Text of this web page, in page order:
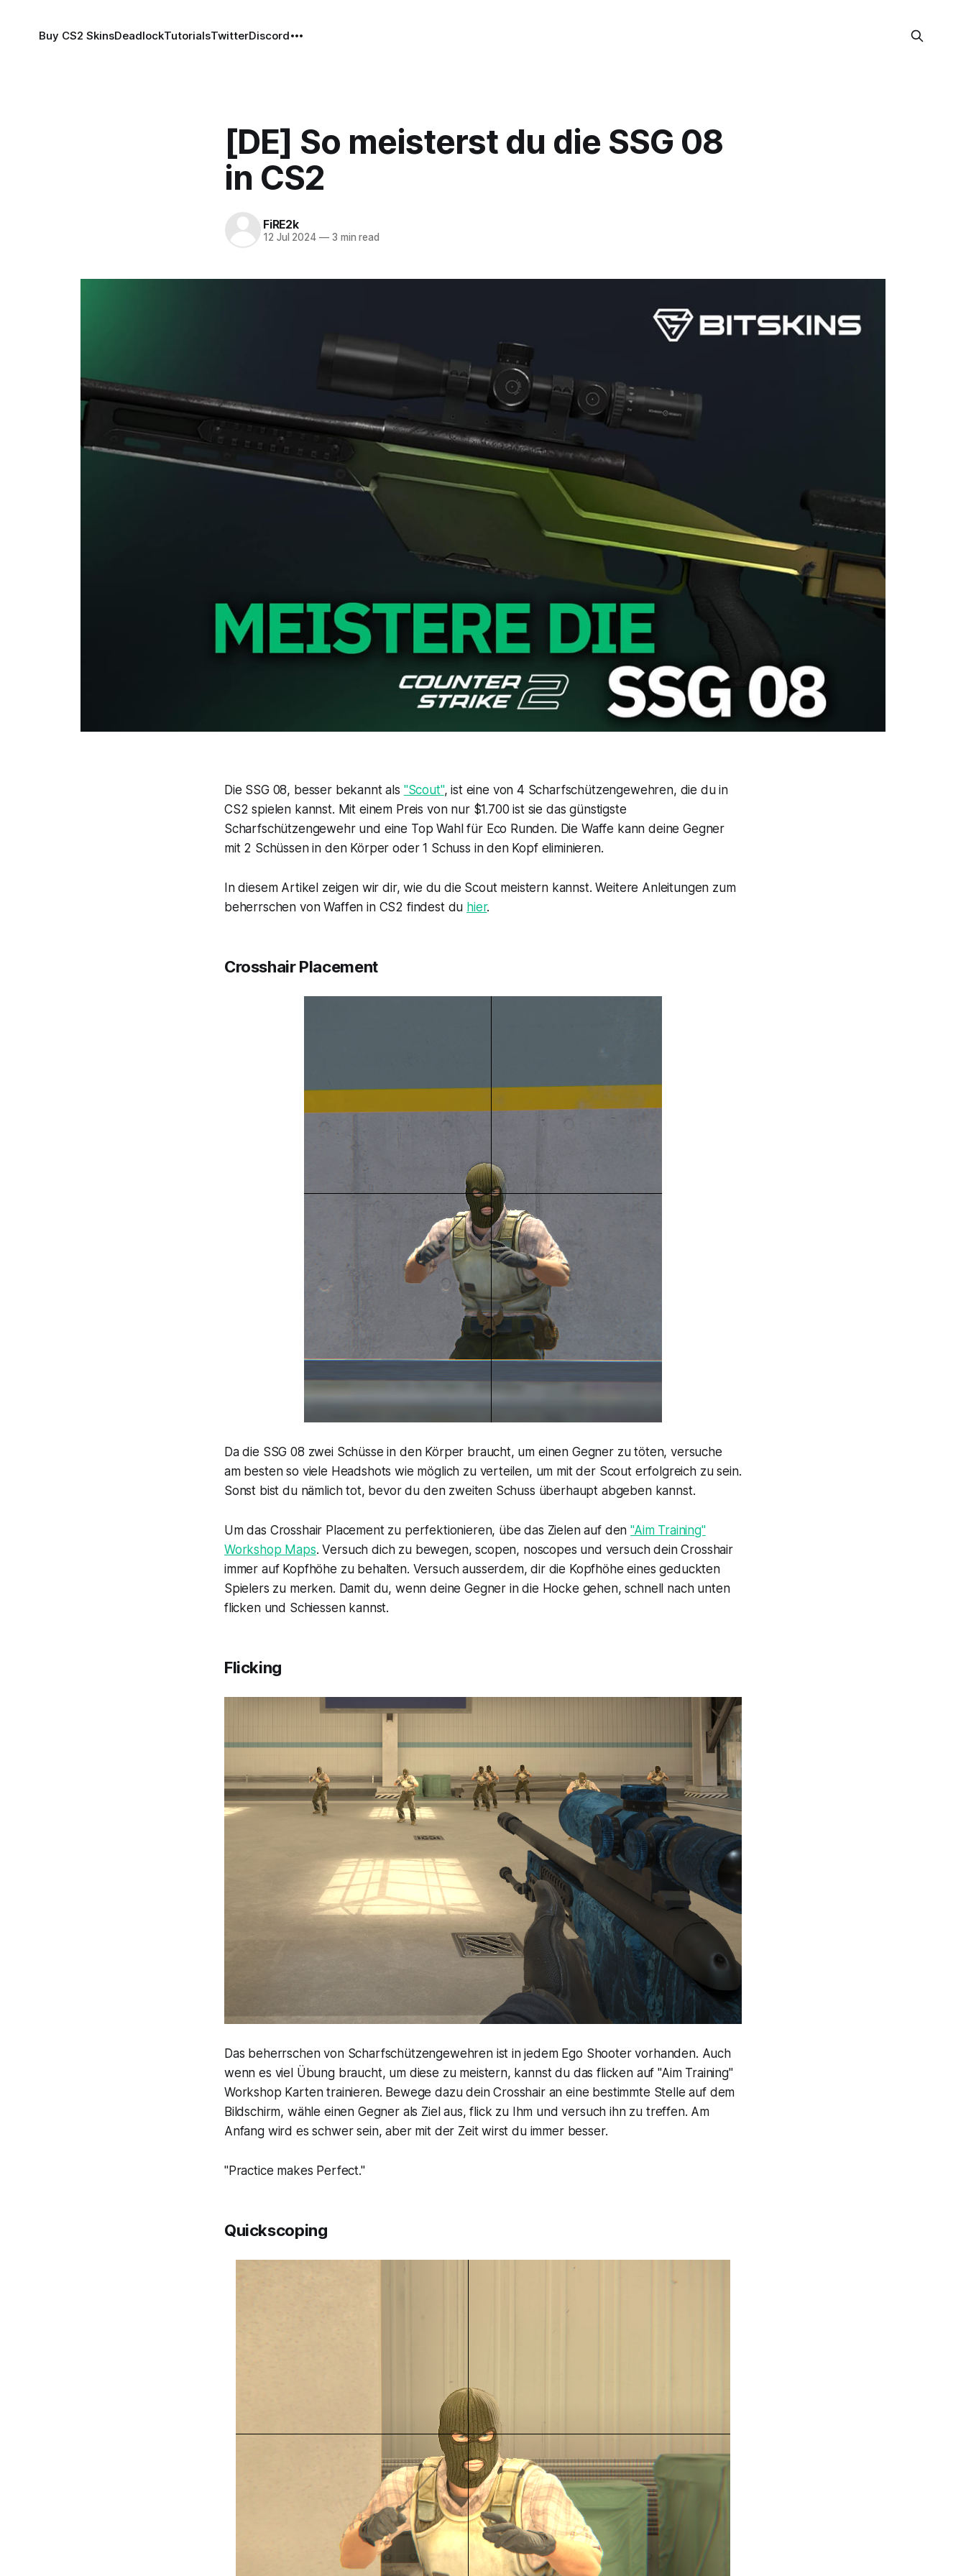
Buy CS2 SkinsDeadlockTutorialsTwitterDiscord
[DE] So meisterst du die SSG 08
in CS2
FiRE2k
12 Jul 2024 —3 min read
Die SSG 08, besser bekannt als "Scout", ist eine von 4 Scharfschützengewehren, die du in
CS2 spielen kannst. Mit einem Preis von nur $1.700 ist sie das günstigste
Scharfschützengewehr und eine Top Wahl für Eco Runden. Die Waffe kann deine Gegner
mit 2 Schüssen in den Körper oder 1 Schuss in den Kopf eliminieren.
In diesem Artikel zeigen wir dir, wie du die Scout meistern kannst. Weitere Anleitungen zum
beherrschen von Waffen in CS2 findest du hier.
Crosshair Placement
Da die SSG 08 zwei Schüsse in den Körper braucht, um einen Gegner zu töten, versuche
am besten so viele Headshots wie möglich zu verteilen, um mit der Scout erfolgreich zu sein.
Sonst bist du nämlich tot, bevor du den zweiten Schuss überhaupt abgeben kannst.
Um das Crosshair Placement zu perfektionieren, übe das Zielen auf den"Aim Training"
Workshop Maps. Versuch dich zu bewegen, scopen, noscopes und versuch dein Crosshair
immer auf Kopfhöhe zu behalten. Versuch ausserdem, dir die Kopfhöhe eines geduckten
Spielers zu merken. Damit du, wenn deine Gegner in die Hocke gehen, schnell nach unten
flicken und Schiessen kannst.
Flicking
Das beherrschen von Scharfschützengewehren ist in jedem Ego Shooter vorhanden. Auch
wenn es viel Übung braucht, um diese zu meistern, kannst du das flicken auf "Aim Training"
Workshop Karten trainieren. Bewege dazu dein Crosshair an eine bestimmte Stelle auf dem
Bildschirm, wähle einen Gegner als Ziel aus, flick zu Ihm und versuch ihn zu treffen. Am
Anfang wird es schwer sein, aber mit der Zeit wirst du immer besser.
"Practice makes Perfect."
Quickscoping